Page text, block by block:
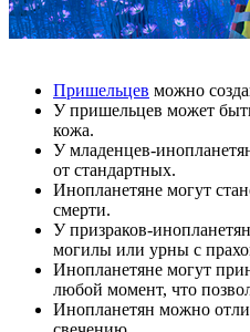
Пришельцев можно
У пришельцев может
кожа.
У младенцев-
от стандартных.
Инопланетяне могут
смерти.
У призраков-
могилы или урны с
Инопланетяне могут
любой момент, что
Инопланетян можно